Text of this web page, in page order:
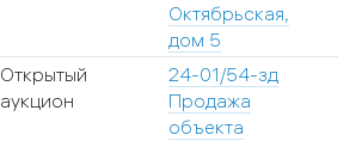
Октябрьская,
дом 5
Открытый
аукцион
24-01/54-зд
Продажа
объекта